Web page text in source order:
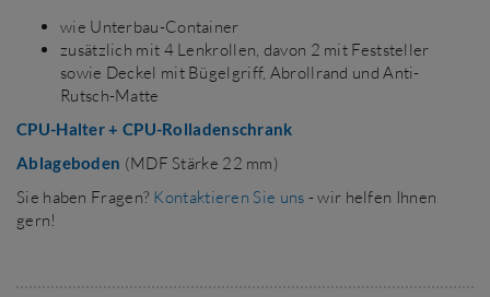
wie Unterbau-Container
zusätzlich mit 4 Lenkrollen, davon 2 mit Feststeller
sowie Deckel mit Bügelgriff, Abrollrand und Anti-
Rutsch-Matte
CPU-Halter + CPU-Rolladenschrank
Ablageboden (MDF Stärke 22 mm)
Sie haben Fragen? Kontaktieren Sie uns - wir helfen Ihnen
gern!